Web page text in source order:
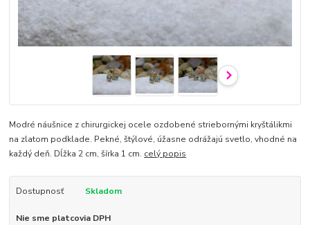
Modré náušnice z chirurgickej ocele ozdobené striebornými kryštálikmi
na zlatom podklade. Pekné, štýlové, úžasne odrážajú svetlo, vhodné na
každý deň. Dĺžka 2 cm, šírka 1 cm. celý popis
Dostupnosť Skladom
Nie sme platcovia DPH